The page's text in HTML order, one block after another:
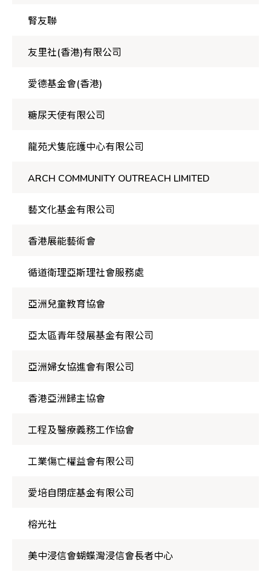
腎友聯
友里社(香港)有限公司
愛德基金會(香港)
糖尿天使有限公司
龍苑犬隻庇護中心有限公司
ARCH COMMUNITY OUTREACH LIMITED
藝文化基金有限公司
香港展能藝術會
循道衛理亞斯理社會服務處
亞洲兒童教育協會
亞太區青年發展基金有限公司
亞洲婦女協進會有限公司
香港亞洲歸主協會
工程及醫療義務工作協會
工業傷亡權益會有限公司
愛培自閉症基金有限公司
榕光社
美中浸信會蝴蝶灣浸信會長者中心